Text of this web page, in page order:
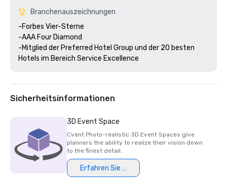
Branchenauszeichnungen
-Forbes Vier-Sterne
-AAA Four Diamond
-Mitglied der Preferred Hotel Group und der 20 besten
Sicherheitsinformationen
3D Event Space
Cvent Photo-realistic 3D Event Spaces give
planners the ability to realize their vision down
to the finest detail.
Erfahren Sie mehr